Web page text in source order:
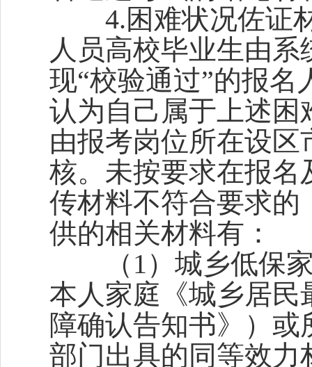
4.困难状况佐证材
人员高校毕业生由
现“校验通过”的报名
认为自己属于上述困
由报考岗位所在设
核。未按要求在报名
传材料不符合要求的
供的相关材料有：
（1）城乡低保家
本人家庭《城乡居民
障确认告知书》）
部门出具的同等效力